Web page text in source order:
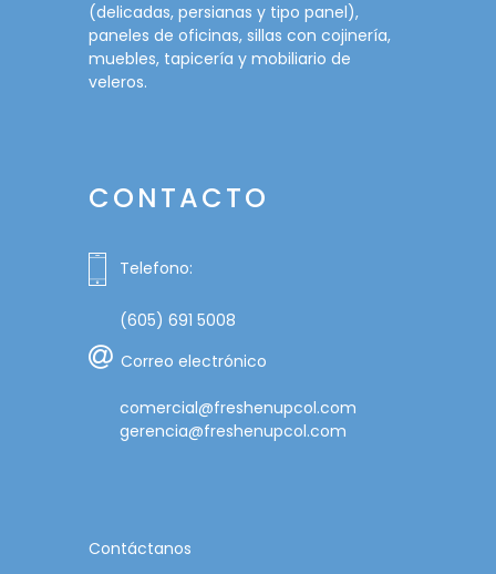
(delicadas, persianas y tipo panel),
paneles de oficinas, sillas con cojinería,
muebles, tapicería y mobiliario de
veleros.
CONTACTO
Telefono:
(605) 691 5008
Correo electrónico
comercial@freshenupcol.com
gerencia@freshenupcol.com
Contáctanos